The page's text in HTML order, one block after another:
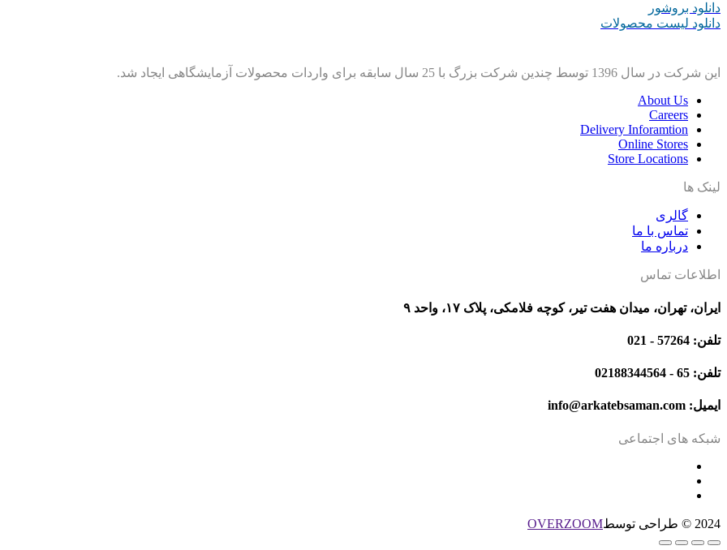
دانلود بروشور
دانلود لیست محصولات
این شرکت در سال 1396 توسط چندین شرکت بزرگ با 25 سال سابقه برای واردات محصولات آزمایشگاهی ایجاد شد.
About Us
Careers
Delivery Inforamtion
Online Stores
Store Locations
لینک ها
گالری
تماس با ما
درباره ما
اطلاعات تماس
ایران، تهران، میدان هفت تیر، کوچه فلامکی، پلاک ۱۷، واحد ۹
تلفن: 57264 - 021
تلفن: 65 - 02188344564
ایمیل: info@arkatebsaman.com
شبکه های اجتماعی
2024 © طراحی توسط OVERZOOM